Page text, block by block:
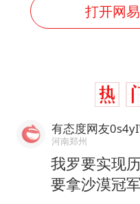
打开网
有态度网友
河南郑州
我罗要实现
要拿沙漠冠